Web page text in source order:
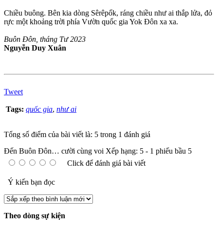
Chiều buông. Bên kia dòng Sêrêpốk, ráng chiều như ai thắp lửa, đỏ
rực một khoảng trời phía Vườn quốc gia Yok Đôn xa xa.
Buôn Đôn, tháng Tư 2023
Nguyễn Duy Xuân
Tweet
Tags: quốc gia, như ai
Tổng số điểm của bài viết là: 5 trong 1 đánh giá
Đến Buôn Đôn… cười cùng voi Xếp hạng: 5 - 1 phiếu bầu 5
Click để đánh giá bài viết
Ý kiến bạn đọc
Theo dòng sự kiện